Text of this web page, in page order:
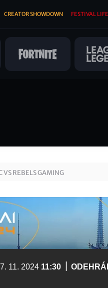
CREATOR SHOWDOWN FESTIVAL
VS REBELS GAMING
11. 2024 11:30